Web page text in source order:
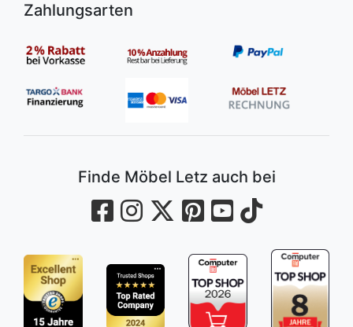
Zahlungsarten
Finde Möbel Letz auch bei